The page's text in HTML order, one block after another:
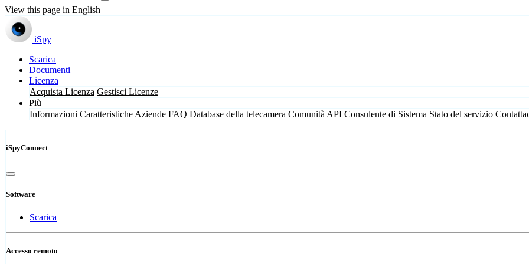
View this page in English
iSpy
Scarica
Documenti
Licenza
Acquista Licenza Gestisci Licenze
Più
Informazioni Caratteristiche Aziende FAQ Database della telecamera Comunità API Consulente di Sistema Stato del servizio
iSpyConnect
Software
Scarica
Accesso remoto